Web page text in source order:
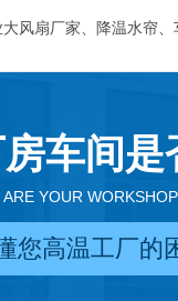
风扇厂家、降温水帘
车间
ARE YOUR
您高温工厂的